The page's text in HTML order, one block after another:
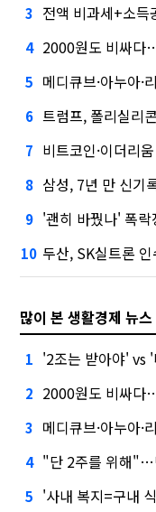
3 전액 비과세+소득
4 2000원도 비싸다…
5 메디큐브·아누아
6 트럼프, 폴리실리콘
7 비트코인·이더리
8 삼성, 7년 만 신기
9 '괜히 바꿨나' 폭락
10 두산, SK실트론
많이 본 생활경제 뉴스
1 '2조는 받아야' vs
2 2000원도 비싸다…
3 메디큐브·아누아
4 "단 2주를 위해"…
5 '사내 복지=구내